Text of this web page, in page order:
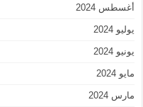
أغسطس 2024
يوليو 2024
يونيو 2024
مايو 2024
مارس 2024